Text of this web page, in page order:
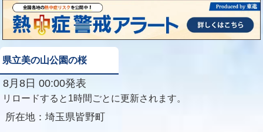
県立美の山公園の桜
8月8日 00:00発表
リロードすると1時間ごとに更新されます。
所在地： 埼玉県皆野町